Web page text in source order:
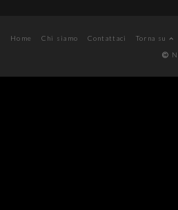
Home Chi siamo Contattaci
Torna su